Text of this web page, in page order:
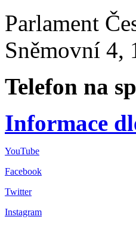
Parlament
Sněmovní 4,
Telefon na
Informace
YouTube
Facebook
Twitter
Instagram